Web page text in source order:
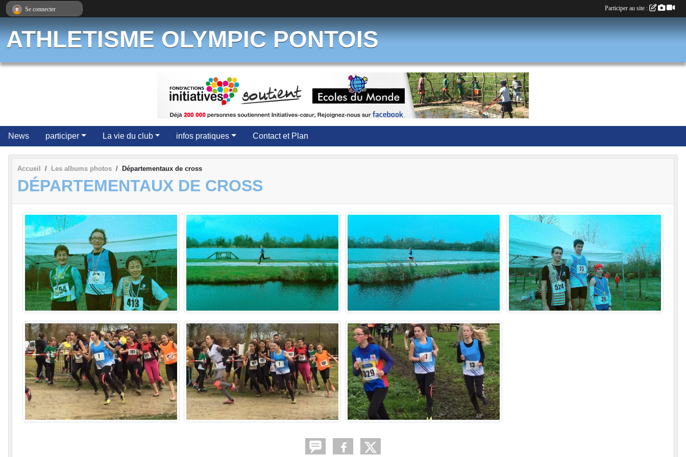
ATHLETISME OLYMPIC PONTOIS
News participer La vie du club infos pratiques Contact et Plan
Accueil Les albums photos Départementaux de cross
DÉPARTEMENTAUX DE CROSS
Se connecter Participer au site :
Panneau de gestion des cookies